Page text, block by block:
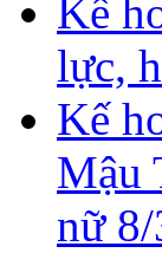
Kế
lực,
Kế
Mậu
nữ